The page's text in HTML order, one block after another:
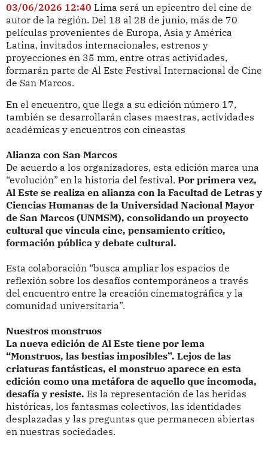
03/06/2026 12:40 Lima será un epicentro del cine de
autor de la región. Del 18 al 28 de junio, más de 70
películas provenientes de Europa, Asia y América
Latina, invitados internacionales, estrenos y
proyecciones en 35 mm, entre otras actividades,
formarán parte de Al Este Festival Internacional de Cine
de San Marcos.
En el encuentro, que llega a su edición número 17,
también se desarrollarán clases maestras, actividades
académicas y encuentros con cineastas
Alianza con San Marcos
De acuerdo a los organizadores, esta edición marca una
“evolución” en la historia del festival. Por primera vez,
Al Este se realiza en alianza con la Facultad de Letras y
Ciencias Humanas de la Universidad Nacional Mayor
de San Marcos (UNMSM), consolidando un proyecto
cultural que vincula cine, pensamiento crítico,
formación pública y debate cultural.
Esta colaboración “busca ampliar los espacios de
reflexión sobre los desafíos contemporáneos a través
del encuentro entre la creación cinematográfica y la
comunidad universitaria”.
Nuestros monstruos
La nueva edición de Al Este tiene por lema
“Monstruos, las bestias imposibles”. Lejos de las
criaturas fantásticas, el monstruo aparece en esta
edición como una metáfora de aquello que incomoda,
desafía y resiste. Es la representación de las heridas
históricas, los fantasmas colectivos, las identidades
desplazadas y las preguntas que permanecen abiertas
en nuestras sociedades.